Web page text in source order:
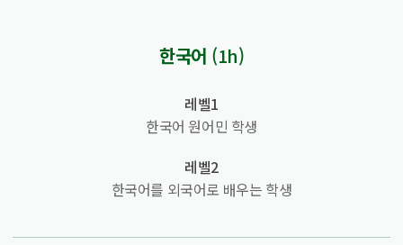
한국어 (1h)
레벨1
한국어 원어민 학생
레벨2
한국어를 외국어로 배우는 학생